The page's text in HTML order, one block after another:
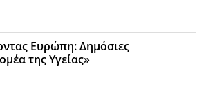
Ευρώπη: Δημόσιες
της Υγείας»